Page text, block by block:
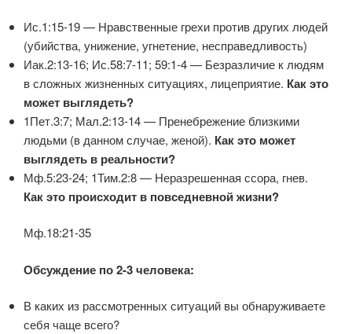
Ис.1:15-19 — Нравственные грехи против других людей
(убийства, унижение, угнетение, несправедливость)
Иак.2:13-16; Ис.58:7-11; 59:1-4 — Безразличие к людям
в сложных жизненных ситуациях, лицеприятие. Как это
может выглядеть?
1Пет.3:7; Мал.2:13-14 — Пренебрежение близкими
людьми (в данном случае, женой). Как это может
выглядеть в реальности?
Мф.5:23-24; 1Тим.2:8 — Неразрешенная ссора, гнев.
Как это происходит в повседневной жизни?
Мф.18:21-35
Обсуждение по 2-3 человека:
В каких из рассмотренных ситуаций вы обнаруживаете
себя чаще всего?